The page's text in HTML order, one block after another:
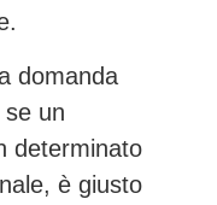
domanda
un
determinato
è giusto